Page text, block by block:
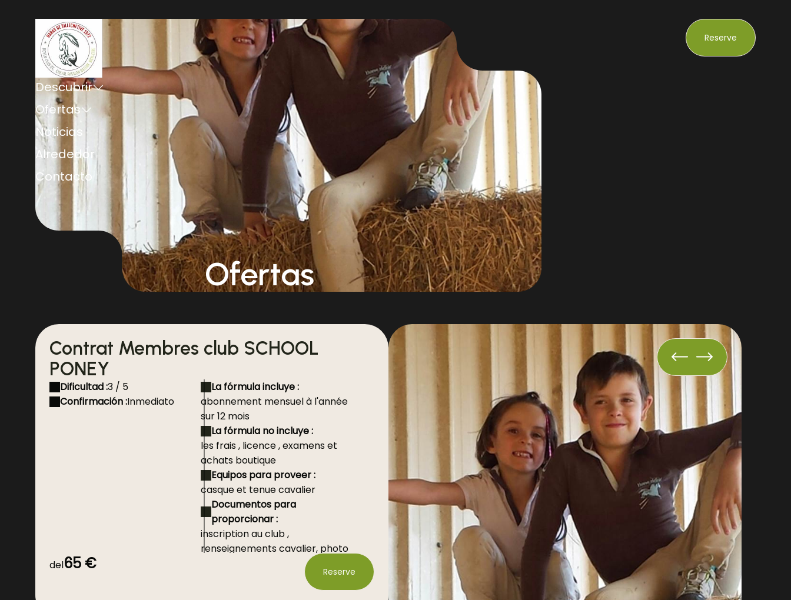
Descubrir
Ofertas
Noticias
Alrededor
Contacto
Reserve
Ofertas
Contrat Membres club SCHOOL
PONEY
Dificultad :3 / 5
Confirmación :Inmediato
La fórmula incluye :
abonnement mensuel à l'année
sur 12 mois
La fórmula no incluye :
les frais , licence , examens et
achats boutique
Equipos para proveer :
casque et tenue cavalier
Documentos para
proporcionar :
inscription au club ,
renseignements cavalier, photo
identité, règlement droit à
image et contrat EBE signé
del65 € Reserve